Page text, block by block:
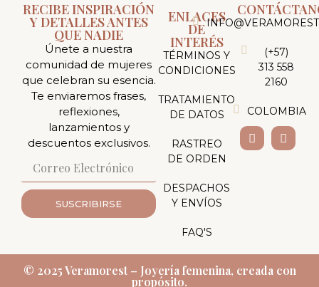
RECIBE INSPIRACIÓN
Y DETALLES ANTES
QUE NADIE
Únete a nuestra
comunidad de mujeres
que celebran su esencia.
Te enviaremos frases,
reflexiones,
lanzamientos y
descuentos exclusivos.
SUSCRIBIRSE
ENLACES
DE
INTERÉS
TÉRMINOS Y
CONDICIONES
TRATAMIENTO
DE DATOS
RASTREO
DE ORDEN
DESPACHOS
Y ENVÍOS
FAQ'S
(+57)
313 558
2160
COLOMBIA
© 2025 Veramorest – Joyería femenina, creada con
propósito.